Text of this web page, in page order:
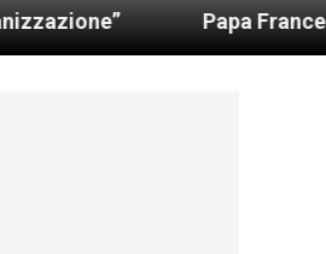
Papa Francesco: “A